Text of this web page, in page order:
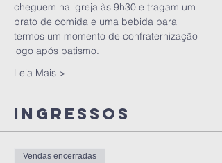
cheguem na igreja às 9h30 e tragam um
prato de comida e uma bebida para
termos um momento de confraternização
logo após batismo.
Leia Mais >
Ingressos
Vendas encerradas